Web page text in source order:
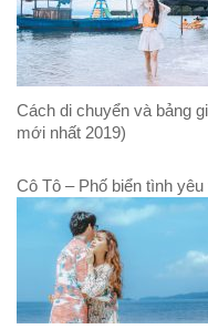
Cách di chuyển và bảng
mới nhất 2019)
Cô Tô – Phố biển tình